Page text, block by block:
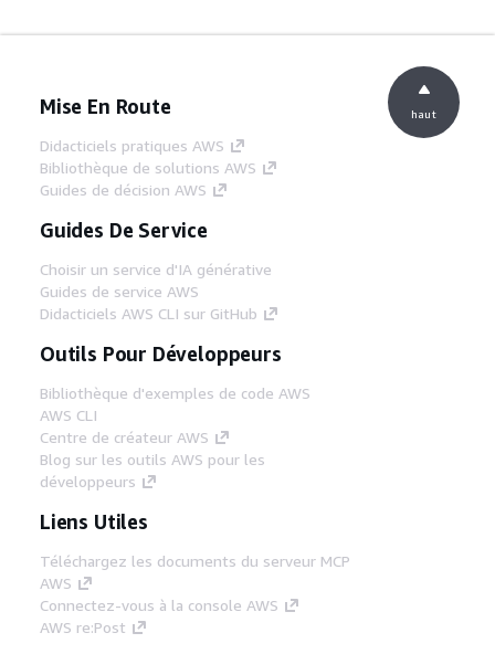
Mise En Route
Didacticiels pratiques AWS
Bibliothèque de solutions AWS
Guides de décision AWS
Guides De Service
Choisir un service d'IA générative
Guides de service AWS
Didacticiels AWS CLI sur GitHub
Outils Pour Développeurs
Bibliothèque d'exemples de code AWS
AWS CLI
Centre de créateur AWS
Blog sur les outils AWS pour les
développeurs
Liens Utiles
Téléchargez les documents du serveur MCP
AWS
Connectez-vous à la console AWS
AWS re:Post
haut